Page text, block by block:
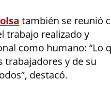
también se reunió
trabajo realizado y
como humano: “Lo
trabajadores y de su
destacó.